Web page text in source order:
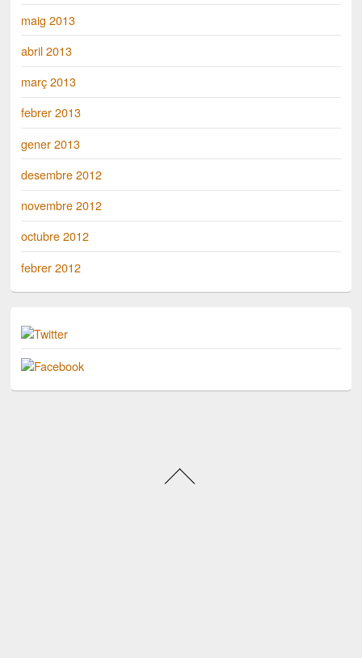
maig 2013
abril 2013
març 2013
febrer 2013
gener 2013
desembre 2012
novembre 2012
octubre 2012
febrer 2012